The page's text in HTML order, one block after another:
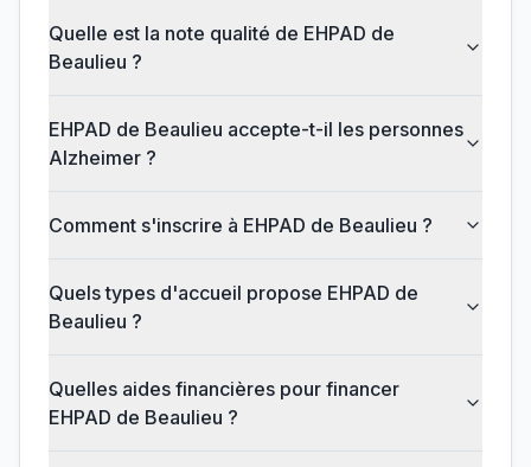
Quelle est la note qualité de EHPAD de
Beaulieu ?
EHPAD de Beaulieu accepte-t-il les personnes
Alzheimer ?
Comment s'inscrire à EHPAD de Beaulieu ?
Quels types d'accueil propose EHPAD de
Beaulieu ?
Quelles aides financières pour financer
EHPAD de Beaulieu ?